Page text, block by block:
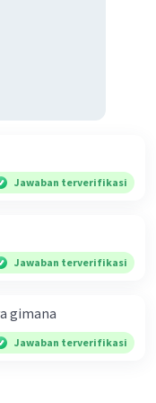
Jawaban terverifikasi
Jawaban terverifikasi
gimana
Jawaban terverifikasi